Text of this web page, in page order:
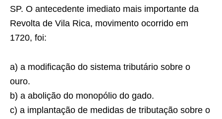
SP. O antecedente imediato mais importante da
Revolta de Vila Rica, movimento ocorrido em
1720, foi:
a) a modificação do sistema tributário sobre o
ouro.
b) a abolição do monopólio do gado.
c) a implantação de medidas de tributação sobre o